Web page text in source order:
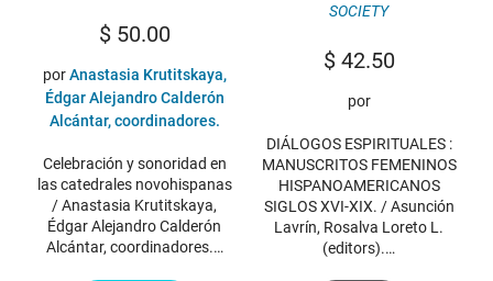
$50.00
porAnastasia Krutitskaya,
Édgar Alejandro Calderón
Alcántar, coordinadores.
Celebración y sonoridad en
las catedrales novohispanas
/ Anastasia Krutitskaya,
Édgar Alejandro Calderón
Alcántar, coordinadores.…
SOCIETY
$42.50
por
DIÁLOGOS ESPIRITUALES :
MANUSCRITOS FEMENINOS
HISPANOAMERICANOS
SIGLOS XVI-XIX. / Asunción
Lavrín, Rosalva Loreto L.
(editors).…